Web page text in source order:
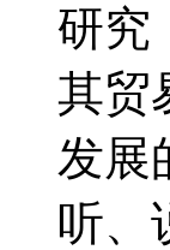
研究
其贸
发
听、